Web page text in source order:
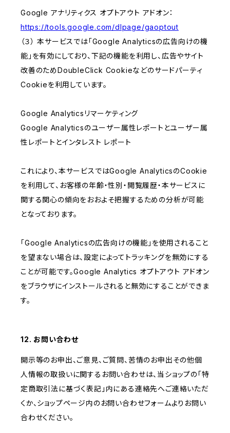
Google アナリティクス オプトアウト アドオン：
https://tools.google.com/dlpage/gaoptout
（３） 本サービスでは「Google Analyticsの広告向けの機
能」を有効にしており、下記の機能を利用し、広告やサイト
改善のためDoubleClick Cookieなどのサードパーティ
Cookieを利用しています。
Google Analyticsリマーケティング
Google Analyticsのユーザー属性レポートとユーザー属
性レポートとインタレスト レポート
これにより、本サービスではGoogle AnalyticsのCookie
を利用して、お客様の年齢・性別・閲覧履歴・本サービスに
関する関心の傾向をおおよそ把握するための分析が可能
となっております。
「Google Analyticsの広告向けの機能」を使用されること
を望まない場合は、設定によってトラッキングを無効にする
ことが可能です。Google Analytics オプトアウト アドオン
をブラウザにインストールされると無効にすることができま
す。
12. お問い合わせ
開示等のお申出、ご意見、ご質問、苦情のお申出その他個
人情報の取扱いに関するお問い合わせは、当ショップの「特
定商取引法に基づく表記」内にある連絡先へご連絡いただ
くか、ショップページ内のお問い合わせフォームよりお問い
合わせください。